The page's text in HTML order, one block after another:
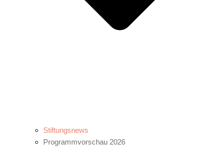
Stiftungsnews
Programmvorschau 2026